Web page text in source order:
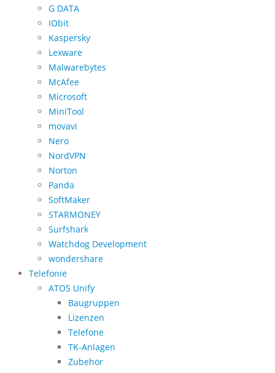
G DATA
IObit
Kaspersky
Lexware
Malwarebytes
McAfee
Microsoft
MiniTool
movavi
Nero
NordVPN
Norton
Panda
SoftMaker
STARMONEY
Surfshark
Watchdog Development
wondershare
Telefonie
ATOS Unify
Baugruppen
Lizenzen
Telefone
TK-Anlagen
Zubehör